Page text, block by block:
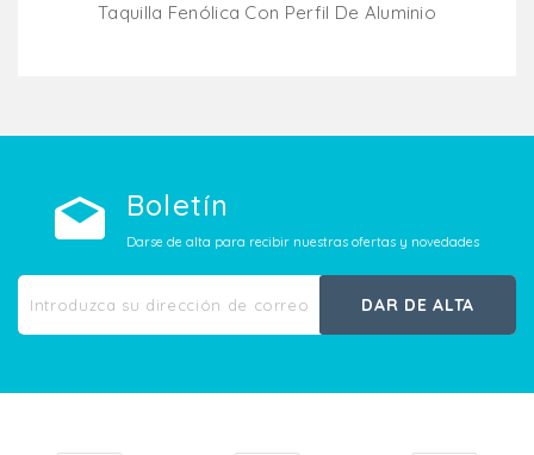
Taquilla Fenólica Con Perfil De Aluminio
Boletín
Darse de alta para recibir nuestras ofertas y novedades
DAR DE ALTA